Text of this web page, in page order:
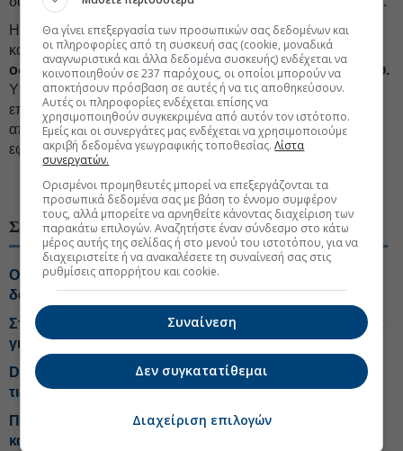
Η «θεραπεία» των εν λόγω δανείων θα απαιτήσει χρόνο
καθώς θα ξεκινήσει όταν η κλιμάκωση της δόσης
οδηγήσει στην αποπληρωμή ικανού μέρους κεφαλαίου.
Υπό το παραπάνω πρίσμα, εκτιμάται ότι οι τράπεζες θα
επιχειρήσουν να τιτλοποιήσουν/πωλήσουν τις απαιτήσεις
από τα παραπάνω δάνεια εντός της διετίας 2027-28 και
εφόσον το επιτρέπουν οι συνθήκες αγορών.
#Ελληνικές τράπεζες #Στεγαστικά δάνεια
ΣΧΕΤΙΚΑ ΘΕΜΑΤΑ
Οι υψηλές τιμές ακινήτων «παγώνουν» τα στεγαστικά
δάνεια
Στεγαστικά: Γιατί οι δανειολήπτες κλειδώνουν επιτόκια
για 5 και 10 χρόνια
DBRS: Κεφάλαια και πιστωτική επέκταση θωρακίζουν
τις ελληνικές τράπεζες
Πώς τα «κόκκινα» δάνεια αλλάζουν την αγορά
κατοικίας στην Ελλάδα
Θα γίνει επεξεργασία των προσωπικών σας δεδομένων και
οι πληροφορίες από τη συσκευή σας (cookie, μοναδικά
αναγνωριστικά και άλλα δεδομένα συσκευής) ενδέχεται να
κοινοποιηθούν σε 237 παρόχους, οι οποίοι μπορούν να
αποκτήσουν πρόσβαση σε αυτές ή να τις αποθηκεύσουν.
Αυτές οι πληροφορίες ενδέχεται επίσης να
χρησιμοποιηθούν συγκεκριμένα από αυτόν τον ιστότοπο.
Εμείς και οι συνεργάτες μας ενδέχεται να χρησιμοποιούμε
ακριβή δεδομένα γεωγραφικής τοποθεσίας.Λίστα
συνεργατών.
Ορισμένοι προμηθευτές μπορεί να επεξεργάζονται τα
προσωπικά δεδομένα σας με βάση το έννομο συμφέρον
τους, αλλά μπορείτε να αρνηθείτε κάνοντας διαχείριση των
παρακάτω επιλογών. Αναζητήστε έναν σύνδεσμο στο κάτω
μέρος αυτής της σελίδας ή στο μενού του ιστοτόπου, για να
διαχειριστείτε ή να ανακαλέσετε τη συναίνεσή σας στις
ρυθμίσεις απορρήτου και cookie.
Συναίνεση
Δεν συγκατατίθεμαι
Διαχείριση επιλογών